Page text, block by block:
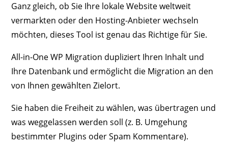
Ganz gleich, ob Sie Ihre lokale Website weltweit
vermarkten oder den Hosting-Anbieter wechseln
möchten, dieses Tool ist genau das Richtige für Sie.
All-in-One WP Migration dupliziert Ihren Inhalt und
Ihre Datenbank und ermöglicht die Migration an den
von Ihnen gewählten Zielort.
Sie haben die Freiheit zu wählen, was übertragen und
was weggelassen werden soll (z. B. Umgehung
bestimmter Plugins oder Spam Kommentare).